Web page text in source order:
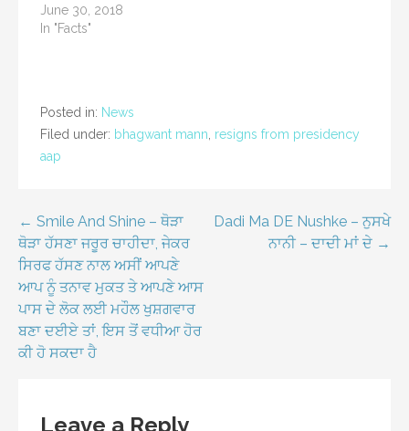
June 30, 2018
In "Facts"
Posted in: News
Filed under: bhagwant mann resigns from presidency
aap
Post
navigation
← Smile And Shine – ਥੋੜਾ
ਥੋੜਾ ਹੱਸਣਾ ਜਰੂਰ ਚਾਹੀਦਾ, ਜੇਕਰ
ਸਿਰਫ ਹੱਸਣ ਨਾਲ ਅਸੀਂ ਆਪਣੇ
ਆਪ ਨੂੰ ਤਨਾਵ ਮੁਕਤ ਤੇ ਆਪਣੇ ਆਸ
ਪਾਸ ਦੇ ਲੋਕ ਲਈ ਮਹੌਲ ਖੁਸ਼ਗਵਾਰ
ਬਣਾ ਦਈਏ ਤਾਂ, ਇਸ ਤੋਂ ਵਧੀਆ ਹੋਰ
ਕੀ ਹੋ ਸਕਦਾ ਹੈ
Dadi Ma DE Nushke – ਨੁਸਖੇ
ਨਾਨੀ – ਦਾਦੀ ਮਾਂ ਦੇ →
Leave a Reply